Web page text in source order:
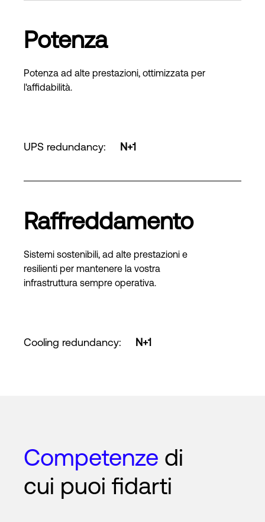
Potenza
Potenza ad alte prestazioni, ottimizzata per
l'affidabilità.
UPS redundancy: N+1
Raffreddamento
Sistemi sostenibili, ad alte prestazioni e
resilienti per mantenere la vostra
infrastruttura sempre operativa.
Cooling redundancy: N+1
Competenze di
cui puoi fidarti